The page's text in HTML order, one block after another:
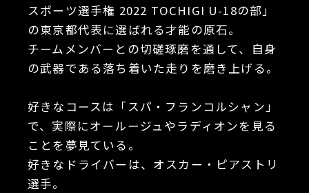
スポーツ選手権 2022 TOCHIGI U-18の部」
の東京都代表に選ばれる才能の原石。
チームメンバーとの切磋琢磨を通して、自身
の武器である落ち着いた走りを磨き上げる。
好きなコースは「スパ・フランコルシャン」
で、実際にオールージュやラディオンを見る
ことを夢見ている。
好きなドライバーは、オスカー・ピアストリ
選手。